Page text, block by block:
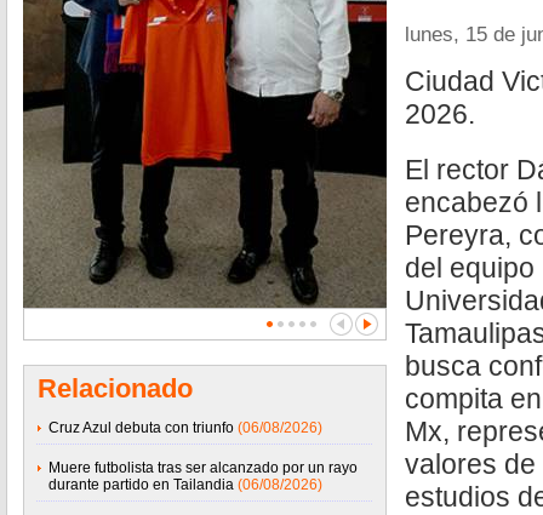
Relacionado
Cruz Azul debuta con triunfo (06/08/2026)
Muere futbolista tras ser alcanzado por un rayo
durante partido en Tailandia (06/08/2026)
lunes, 15 de
Ciudad
2026.
El rector
encabezó
Pereyra,
del
busca
compita
Mx,
valores de
estudios